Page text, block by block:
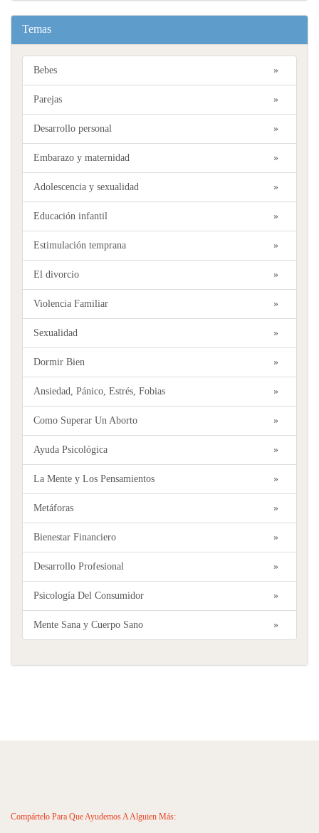
Temas
»
Bebes
»
Parejas
»
Desarrollo personal
»
Embarazo y maternidad
»
Adolescencia y sexualidad
»
Educación infantil
»
Estimulación temprana
»
El divorcio
»
Violencia Familiar
»
Sexualidad
»
Dormir Bien
»
Ansiedad, Pánico, Estrés, Fobias
»
Como Superar Un Aborto
»
Ayuda Psicológica
»
La Mente y Los Pensamientos
»
Metáforas
»
Bienestar Financiero
»
Desarrollo Profesional
»
Psicología Del Consumidor
»
Mente Sana y Cuerpo Sano
Compártelo Para Que Ayudemos A Alguien Más: